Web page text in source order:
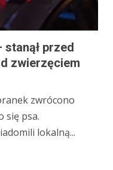
stanął przed
zwierzęciem
zwrócono
się psa.
lokalną...